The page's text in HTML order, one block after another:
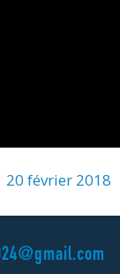
20 février 2018